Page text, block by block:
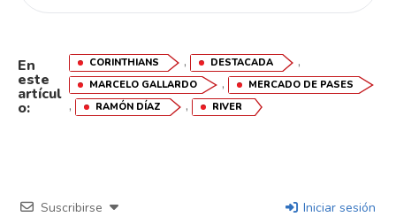
En
este
artícul
o:
CORINTHIANS , DESTACADA ,
MARCELO GALLARDO , MERCADO DE PASES
, RAMÓN DÍAZ , RIVER
Suscribirse Iniciar sesión